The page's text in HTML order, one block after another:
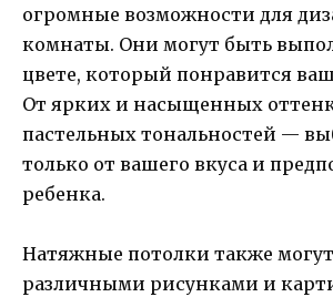
огромные возможности для
комнаты. Они могут быть
цвете, который понравится
От ярких и насыщенных
пастельных тональностей —
только от вашего вкуса и
ребенка.
Натяжные потолки также
различными рисунками и